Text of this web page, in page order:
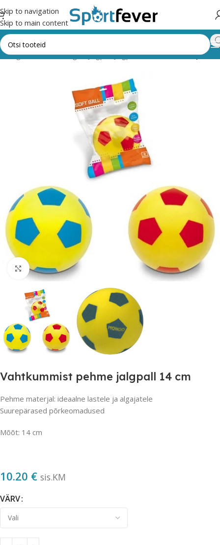
Skip to navigation
Skip to main content
kategooriad Pallimängud Jalgpall Jalgpallid vahtkummist pallid
Suurendamiseks klõpsake
Vahtkummist pehme jalgpall 14 cm
Pehme materjal: ideaalne lastele ja algajatele
Suurepärased põrkeomadused
Mõõt: 14 cm
10.20 € sis.KM
VÄRV